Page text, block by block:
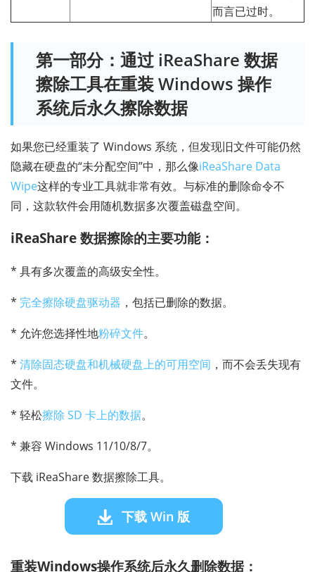
而言已过时。
第一部分：通过 iReaShare 数据
擦除工具在重装 Windows 操作
系统后永久擦除数据
如果您已经重装了 Windows 系统，但发现旧文件可能仍然
隐藏在硬盘的“未分配空间”中，那么像iReaShare Data
Wipe这样的专业工具就非常有效。与标准的删除命令不
同，这款软件会用随机数据多次覆盖磁盘空间。
iReaShare 数据擦除的主要功能：
* 具有多次覆盖的高级安全性。
* 完全擦除硬盘驱动器 ，包括已删除的数据。
* 允许您选择性地粉碎文件。
* 清除固态硬盘和机械硬盘上的可用空间 ，而不会丢失现有
文件。
* 轻松擦除 SD 卡上的数据。
* 兼容 Windows 11/10/8/7。
下载 iReaShare 数据擦除工具。
下载 Win 版
重装Windows操作系统后永久删除数据：